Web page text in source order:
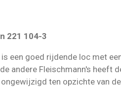
221 104-3
een goed rijdende loc met
andere Fleischmann's heeft
ten opzichte van